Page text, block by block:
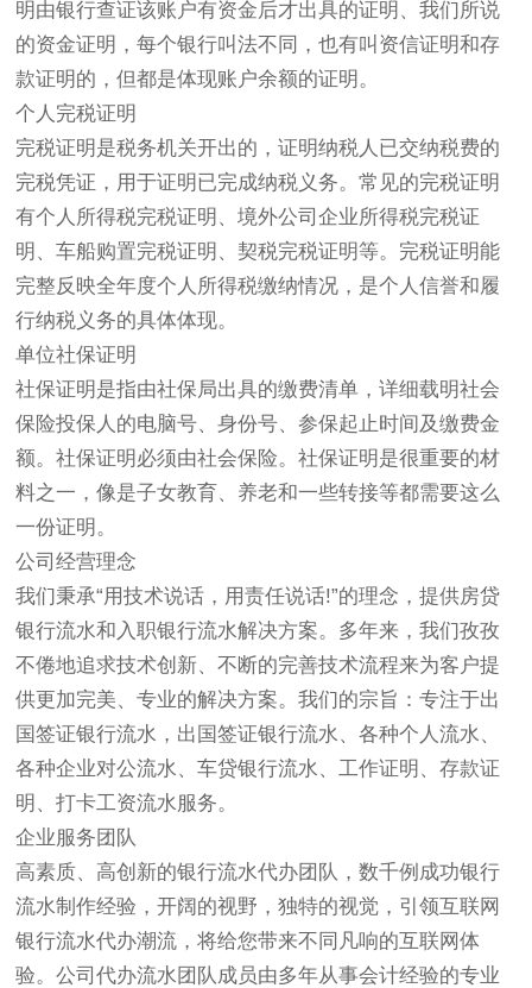
明由银行查证该账户有资金后才出具的证明、我们所说
的资金证明，每个银行叫法不同，也有叫资信证明和存
款证明的，但都是体现账户余额的证明。
个人完税证明
完税证明是税务机关开出的，证明纳税人已交纳税费的
完税凭证，用于证明已完成纳税义务。常见的完税证明
有个人所得税完税证明、境外公司企业所得税完税证
明、车船购置完税证明、契税完税证明等。完税证明能
完整反映全年度个人所得税缴纳情况，是个人信誉和履
行纳税义务的具体体现。
单位社保证明
社保证明是指由社保局出具的缴费清单，详细载明社会
保险投保人的电脑号、身份号、参保起止时间及缴费金
额。社保证明必须由社会保险。社保证明是很重要的材
料之一，像是子女教育、养老和一些转接等都需要这么
一份证明。
公司经营理念
我们秉承“用技术说话，用责任说话!”的理念，提供房贷
银行流水和入职银行流水解决方案。多年来，我们孜孜
不倦地追求技术创新、不断的完善技术流程来为客户提
供更加完美、专业的解决方案。我们的宗旨：专注于出
国签证银行流水，出国签证银行流水、各种个人流水、
各种企业对公流水、车贷银行流水、工作证明、存款证
明、打卡工资流水服务。
企业服务团队
高素质、高创新的银行流水代办团队，数千例成功银行
流水制作经验，开阔的视野，独特的视觉，引领互联网
银行流水代办潮流，将给您带来不同凡响的互联网体
验。公司代办流水团队成员由多年从事会计经验的专业